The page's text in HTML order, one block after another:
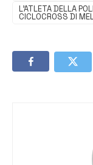
L’ATLETA DELLA
CICLOCROSS DI